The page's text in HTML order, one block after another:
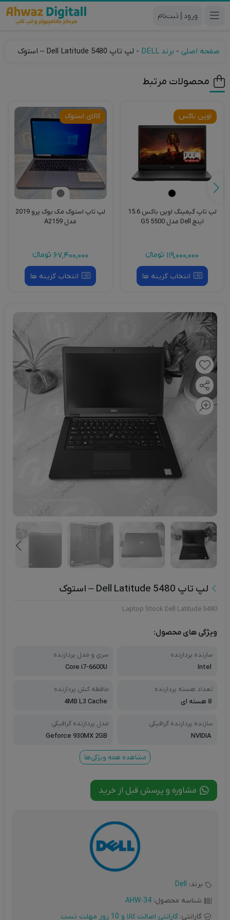
|
صفحه اصلی - برند DELL - لپ تاپ Dell Latitude 5480 – استوک
محصولات مرتبط
اوپن باکس
لپ تاپ گیمینگ اوپن باکس 15.6
اینچ Dell مدل G5 5500
119,000,000 تومانءء
انتخاب گزینه ها
کالای استوک
لپ تاپ استوک مک بوک پرو 2019
مدل A2159
67,400,000 تومانءء
انتخاب گزینه ها
لپ تاپ Dell Latitude 5480 – استوک
Laptop Stock Dell Latitude 5480
ویژگی های محصول:
سازنده پردازنده
Intel
سری و مدل پردازنده
Core i7-6600U
تعداد هسته پردازنده
8 هسته ای
حافظه کش پردازنده
4MB L3 Cache
سازنده پردازنده گرافیکی
NVIDIA
مدل پردازنده گرافیکی
Geforce 930MX 2GB
مشاهده همه ویژگی‌ها
مشاوره و پرسش قبل از خرید
برند: Dell
شناسه محصول: AHW-34
گارانتی: گارانتی اصالت کالا و 10 روز مهلت تست